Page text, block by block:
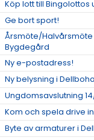
Köp lott till
Ge bort sport!
Årsmöte/Halvårsmöte
Bygdegård
Ny e-postadress!
Ny belysning i
Ungdomsavslutning
Kom och spela drive
Byte av armaturer i